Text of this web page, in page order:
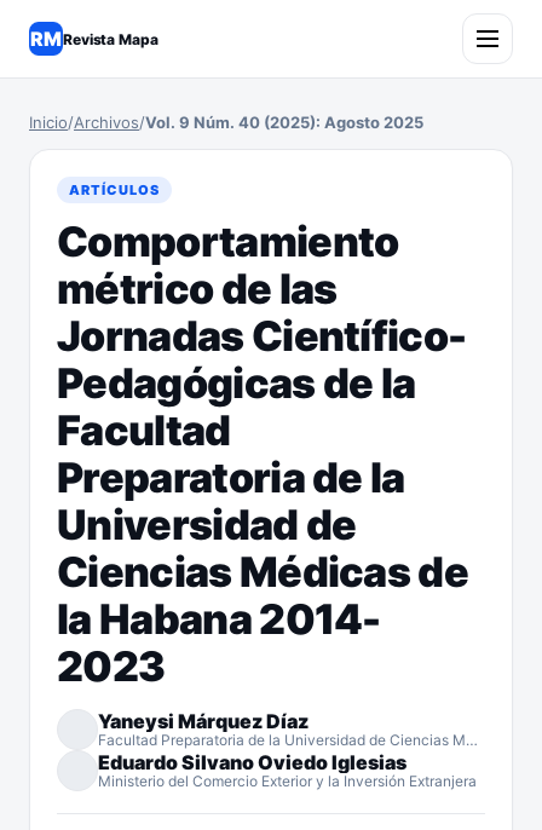
RMRevista Mapa
Inicio/Archivos/Vol. 9 Núm. 40 (2025): Agosto 2025
ARTÍCULOS
Comportamiento
métrico de las
Jornadas Científico-
Pedagógicas de la
Facultad
Preparatoria de la
Universidad de
Ciencias Médicas de
la Habana 2014-
2023
Yaneysi Márquez Díaz
Facultad Preparatoria de la Universidad de Ciencias Médicas de La Habana
Eduardo Silvano Oviedo Iglesias
Ministerio del Comercio Exterior y la Inversión Extranjera